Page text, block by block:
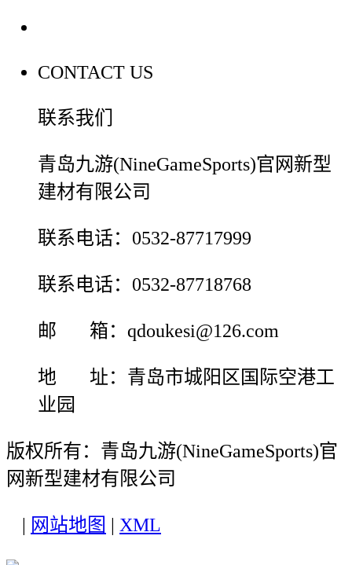
CONTACT US
联系我们
青岛九游(NineGameSports)官网新型
建材有限公司
联系电话：0532-87717999
联系电话：0532-87718768
邮 箱：qdoukesi@126.com
地 址：青岛市城阳区国际空港工
业园
版权所有：青岛九游(NineGameSports)官
网新型建材有限公司
网站地图 XML